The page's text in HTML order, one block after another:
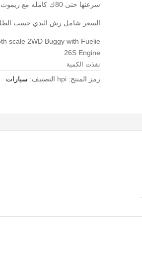
سرعتها حتى 80ك كامله مع ريموت ديجتل
السعر شامل رش البدي حسب
scale 2WD Buggy with Fuelie
26S Engine
نفذت الكمية
رمز المنتج: hpi التصنيف: سيارات